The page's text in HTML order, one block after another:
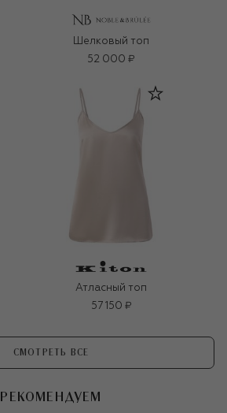
Шелковый топ
52 000 ₽
Атласный топ
57 150 ₽
СМОТРЕТЬ ВСЕ
РЕКОМЕНДУЕМ